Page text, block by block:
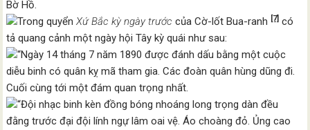
Bờ Hồ.
Trong quyểnXứ Bắc kỳ ngày trước của Cờ-lốt Bua-ranh [7] có
tả quang cảnh một ngày hội Tây kỳ quái như sau:
“Ngày 14 tháng 7 năm 1890 được đánh dấu bằng một cuộc
diễu binh có quân kỵ mã tham gia. Các đoàn quân hùng dũng đi.
Cuối cùng tới một đám quan trọng nhất.
“Đội nhạc binh kèn đồng bóng nhoáng long trọng dàn đều
đằng trước đại đội lính ngự lâm oai vệ. Áo choàng đỏ. Ủng cao